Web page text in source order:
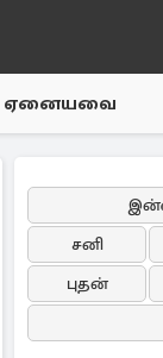
ஏனையவை
சனி
புதன்